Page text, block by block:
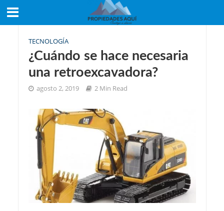
TECNOLOGÍA
¿Cuándo se hace necesaria
una retroexcavadora?
agosto 2, 2019 2 Min Read